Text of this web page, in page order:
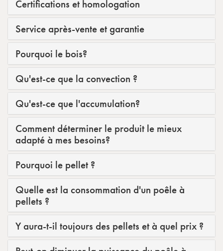
Certifications et homologation
Service après-vente et garantie
Pourquoi le bois?
Qu'est-ce que la convection ?
Qu'est-ce que l'accumulation?
Comment déterminer le produit le mieux
adapté à mes besoins?
Pourquoi le pellet ?
Quelle est la consommation d'un poêle à
pellets ?
Y aura-t-il toujours des pellets et à quel prix ?